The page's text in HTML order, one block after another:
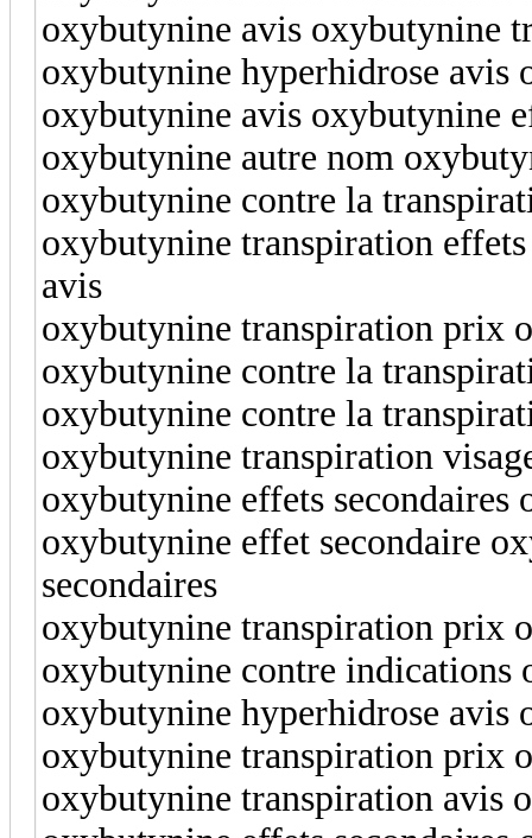
oxybutynine avis oxybutynine
oxybutynine hyperhidrose avis
oxybutynine avis oxybutynine
oxybutynine autre nom
oxybutynine contre la
oxybutynine transpiration
avis
oxybutynine transpiration prix
oxybutynine contre la
oxybutynine contre la
oxybutynine transpiration
oxybutynine effets secondaires
oxybutynine effet secondaire
secondaires
oxybutynine transpiration prix
oxybutynine contre indications
oxybutynine hyperhidrose avis
oxybutynine transpiration prix
oxybutynine transpiration avis